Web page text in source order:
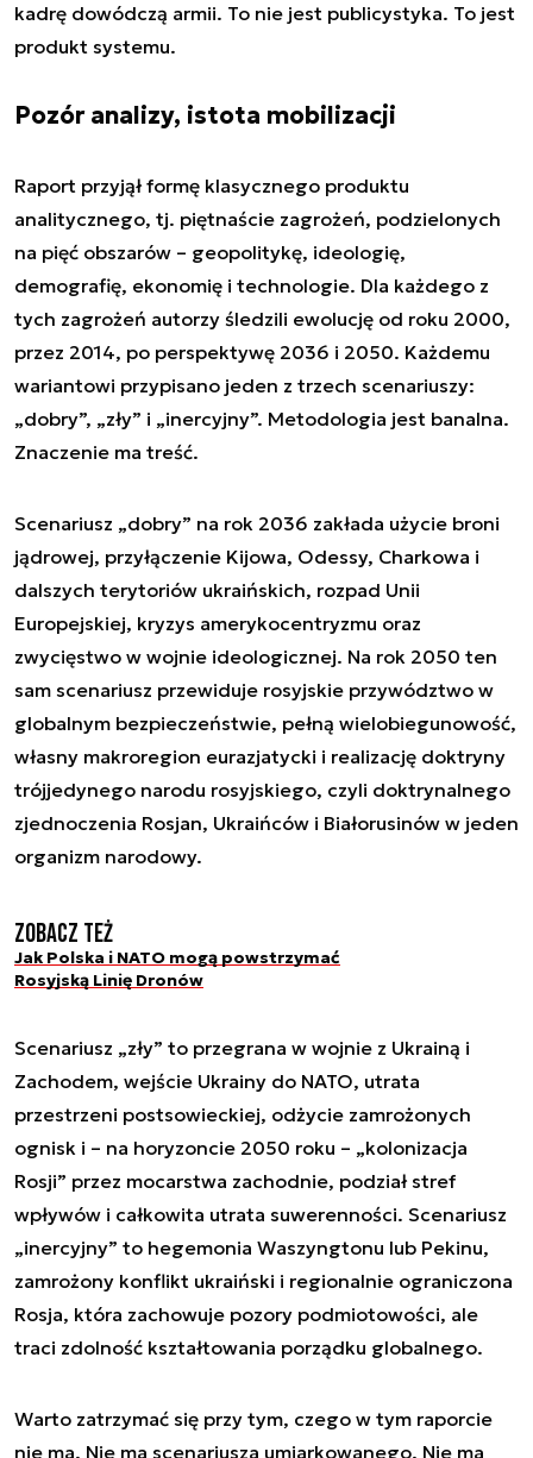
kadrę dowódczą armii. To nie jest publicystyka. To jest
produkt systemu.
Pozór analizy, istota mobilizacji
Raport przyjął formę klasycznego produktu
analitycznego, tj. piętnaście zagrożeń, podzielonych
na pięć obszarów – geopolitykę, ideologię,
demografię, ekonomię i technologie. Dla każdego z
tych zagrożeń autorzy śledzili ewolucję od roku 2000,
przez 2014, po perspektywę 2036 i 2050. Każdemu
wariantowi przypisano jeden z trzech scenariuszy:
„dobry”, „zły” i „inercyjny”. Metodologia jest banalna.
Znaczenie ma treść.
Scenariusz „dobry” na rok 2036 zakłada użycie broni
jądrowej, przyłączenie Kijowa, Odessy, Charkowa i
dalszych terytoriów ukraińskich, rozpad Unii
Europejskiej, kryzys amerykocentryzmu oraz
zwycięstwo w wojnie ideologicznej. Na rok 2050 ten
sam scenariusz przewiduje rosyjskie przywództwo w
globalnym bezpieczeństwie, pełną wielobiegunowość,
własny makroregion eurazjatycki i realizację doktryny
trójjedynego narodu rosyjskiego, czyli doktrynalnego
zjednoczenia Rosjan, Ukraińców i Białorusinów w jeden
organizm narodowy.
Zobacz też
Jak Polska i NATO mogą powstrzymać
Rosyjską Linię Dronów
Scenariusz „zły” to przegrana w wojnie z Ukrainą i
Zachodem, wejście Ukrainy do NATO, utrata
przestrzeni postsowieckiej, odżycie zamrożonych
ognisk i – na horyzoncie 2050 roku – „kolonizacja
Rosji” przez mocarstwa zachodnie, podział stref
wpływów i całkowita utrata suwerenności. Scenariusz
„inercyjny” to hegemonia Waszyngtonu lub Pekinu,
zamrożony konflikt ukraiński i regionalnie ograniczona
Rosja, która zachowuje pozory podmiotowości, ale
traci zdolność kształtowania porządku globalnego.
Warto zatrzymać się przy tym, czego w tym raporcie
nie ma. Nie ma scenariusza umiarkowanego. Nie ma